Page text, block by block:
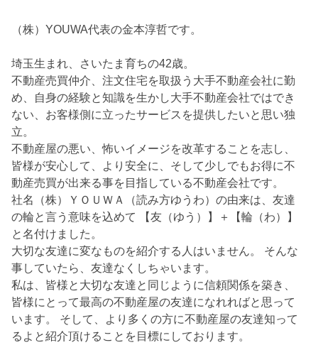
（株）YOUWA代表の金本淳哲です。
埼玉生まれ、さいたま育ちの42歳。
不動産売買仲介、注文住宅を取扱う大手不動産会社に勤
め、自身の経験と知識を生かし大手不動産会社ではでき
ない、お客様側に立ったサービスを提供したいと思い独
立。
不動産屋の悪い、怖いイメージを改革することを志し、
皆様が安心して、より安全に、そして少しでもお得に不
動産売買が出来る事を目指している不動産会社です。
社名（株）ＹＯＵＷＡ（読み方ゆうわ）の由来は、友達
の輪と言う意味を込めて 【友（ゆう）】＋【輪（わ）】
と名付けました。
大切な友達に変なものを紹介する人はいません。 そんな
事していたら、友達なくしちゃいます。
私は、皆様と大切な友達と同じように信頼関係を築き、
皆様にとって最高の不動産屋の友達になれればと思って
います。 そして、より多くの方に不動産屋の友達知って
るよと紹介頂けることを目標にしております。